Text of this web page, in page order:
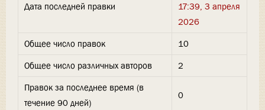
Дата последней правки
17:39, 3 апреля
2026
Общее число правок
10
Общее число различных авторов
2
Правок за последнее время (в
течение 90 дней)
0